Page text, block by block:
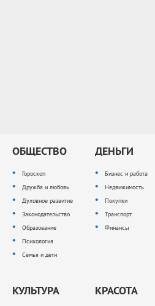
ОБЩЕСТВО
Гороскоп
Дружба и любовь
Духовное развитие
Законодательство
Образование
Психология
Семья и дети
ДЕНЬГИ
Бизнес и работа
Недвижимость
Покупки
Транспорт
Финансы
КУЛЬТУРА КРАСОТА